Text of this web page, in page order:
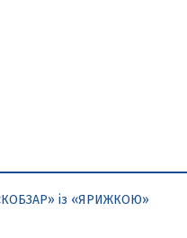
із «ЯРИЖКОЮ»